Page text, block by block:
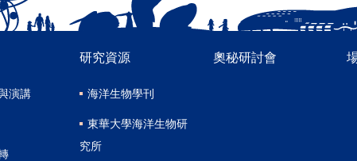
演講
研究資源
海洋生物學刊
東華大學海洋生物研
究所
奧秘研討會